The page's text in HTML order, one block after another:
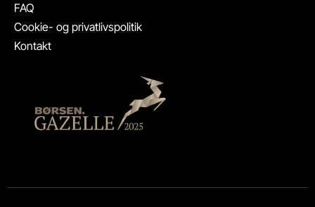
FAQ
Cookie- og privatlivspolitik
Kontakt